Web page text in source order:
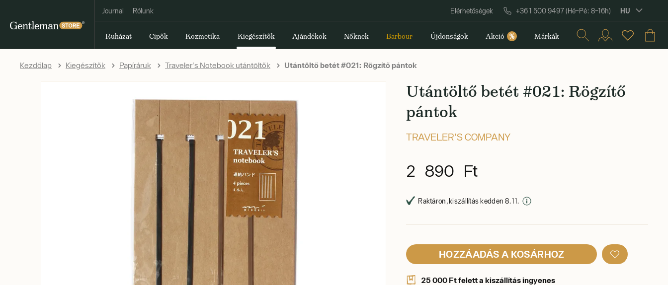
Journal Rólunk Elérhetőségek +36 1 500 9497 (Hé–Pé: 8–16h) HU
Ruházat Cipők Kozmetika Kiegészítők Ajándékok Nőknek Barbour Újdonságok Akció % Márkák
Kezdőlap Kiegészítők Papíráruk Traveler's Notebook utántöltők Utántöltő betét #021: Rögzítő pántok
Utántöltő betét #021: Rögzítő
pántok
TRAVELER'S COMPANY
2 890 Ft
Raktáron, kiszállítás kedden 8. 11.
HOZZÁADÁS A KOSÁRHOZ
25 000 Ft felett a kiszállítás ingyenes